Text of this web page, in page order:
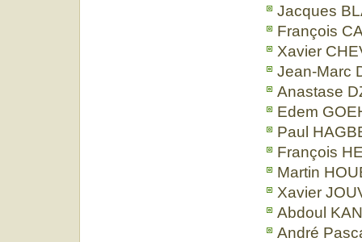
Jacques
François
Xavier
Jean-Marc
Anastase
Edem
Paul
François
Martin
Xavier
Abdoul
André